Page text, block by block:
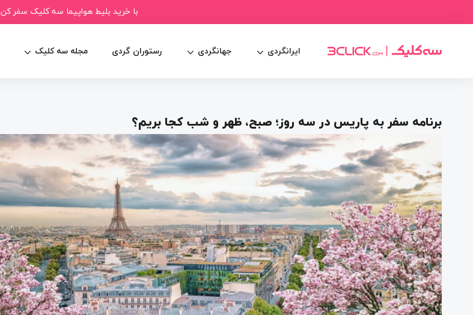
با خرید بلیط هواپیما سه کلیک سفر کن
ایرانگردی جهانگردی رستوران گردی مجله سه کلیک
برنامه سفر به پاریس در سه روز؛ صبح، ظهر و شب کجا بریم؟